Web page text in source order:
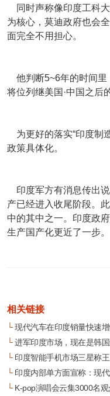
同时声称像印度工科
为核心，莫迪政府也会
面完全不用担心。
他判断5~6年的时间里
将位列继美国·中国之后
为更好的落实“印度制
政策具体化。
印度军方有消息传出
产已经进入收尾阶段。
中的其中之一。印度政
生产国产化更近了一步
相关链接
└现代汽车在印度销量快速
└进军印度市场，现在是韩
└印度智能手机市场三星称
└印度内部单方面宣称：现
└K-pop演唱会云集3000名